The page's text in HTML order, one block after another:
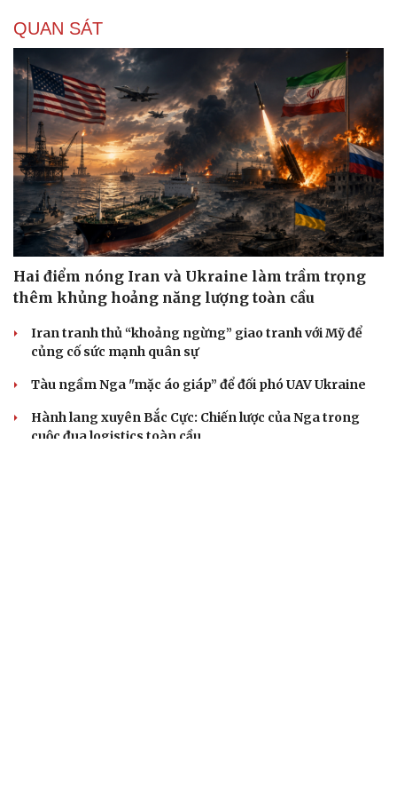
QUAN SÁT
Hai điểm nóng Iran và Ukraine làm trầm trọng
thêm khủng hoảng năng lượng toàn cầu
Iran tranh thủ “khoảng ngừng” giao tranh với Mỹ để
củng cố sức mạnh quân sự
Tàu ngầm Nga "mặc áo giáp” để đối phó UAV Ukraine
Hành lang xuyên Bắc Cực: Chiến lược của Nga trong
cuộc đua logistics toàn cầu